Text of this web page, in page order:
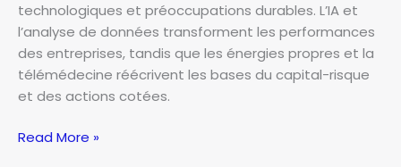
technologiques et préoccupations durables. L’IA et
l’analyse de données transforment les performances
des entreprises, tandis que les énergies propres et la
télémédecine réécrivent les bases du capital-risque
et des actions cotées.
Investir
Read More »